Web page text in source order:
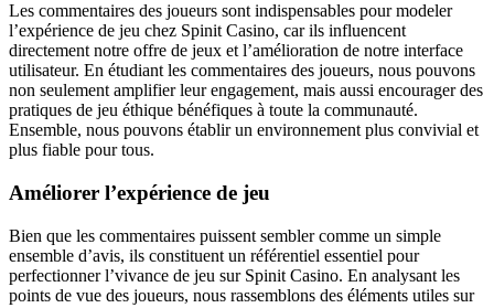
Les commentaires des joueurs sont indispensables pour modeler
l’expérience de jeu chez Spinit Casino, car ils influencent
directement notre offre de jeux et l’amélioration de notre interface
utilisateur. En étudiant les commentaires des joueurs, nous pouvons
non seulement amplifier leur engagement, mais aussi encourager des
pratiques de jeu éthique bénéfiques à toute la communauté.
Ensemble, nous pouvons établir un environnement plus convivial et
plus fiable pour tous.
Améliorer l’expérience de jeu
Bien que les commentaires puissent sembler comme un simple
ensemble d’avis, ils constituent un référentiel essentiel pour
perfectionner l’vivance de jeu sur Spinit Casino. En analysant les
points de vue des joueurs, nous rassemblons des éléments utiles sur